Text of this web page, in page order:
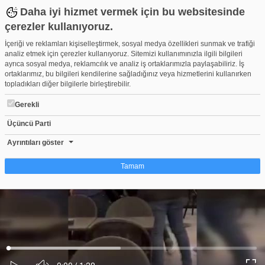
Daha iyi hizmet vermek için bu websitesinde
çerezler kullanıyoruz.
İçeriği ve reklamları kişiselleştirmek, sosyal medya özellikleri sunmak ve trafiği
analiz etmek için çerezler kullanıyoruz. Sitemizi kullanımınızla ilgili bilgileri
ayrıca sosyal medya, reklamcılık ve analiz iş ortaklarımızla paylaşabiliriz. İş
ortaklarımız, bu bilgileri kendilerine sağladığınız veya hizmetlerini kullanırken
topladıkları diğer bilgilerle birleştirebilir.
Gerekli
Üçüncü Parti
Ayrıntıları göster
Tamam
Çerezler, web-sitelerinin, kullanıcıların deneyimlerini daha verimli hale getirmek
amacıyla kullandığı küçük metin dosyalarıdır. Yasalara göre, bu sitenin
işletilmesi için kesinlikle gerekli olan çerezleri cihazınıza yerleştirebiliyoruz.
Diğer çerez türleri için sizden izin almamız gerekiyor. Bu site farklı çerez türleri
kullanmaktadır. Bazı çerezler, sayfalarımızda yer alan üçüncü şahıs hizmetleri
tarafından yerleştirilir. İzniniz şu alanlar için geçerlidir: web.tv
Ses
Yüklendi:
0%
Yükleniyor:
Starbucks'a girip vatandaşlara küfretti! Yetmedi bir de polise